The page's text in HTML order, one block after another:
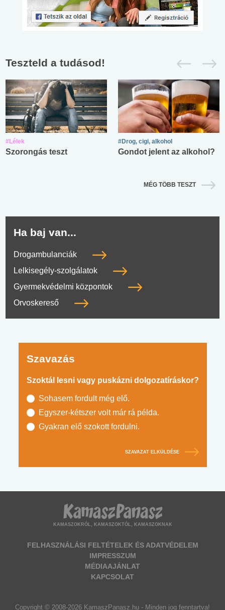
Teszteld a tudásod!
#Lélek
Szorongás teszt
#Drog, cigi, alkohol
Gondot jelent az alkohol?
MÉG TÖBB TESZT
Ha baj van...
Drogambulanciák
Lelkisegély-szolgálatok
Gyermekvédelmi központok
Orvoskereső
Szavazás
Szoktál lesni vagy puskázni dolgozatíráskor?
Sohasem fordult még elő.
Egyszer-kétszer volt már rá példa.
Gyakran elő szokott fordulni.
SZAVAZAT ELKÜLDÉSE
KAMASZOKRÓL, KAMASZOKTÓL, KAMASZOKNAK
FELHASZNÁLÁSI FELTÉTELEK ÉS ADATVÉDELEM
IMPRESSZUM
MÉDIAAJÁNLAT
KAPCSOLAT
Copyright © 2008-2026 KamaszPanasz.hu - Minden jog fenntartva!